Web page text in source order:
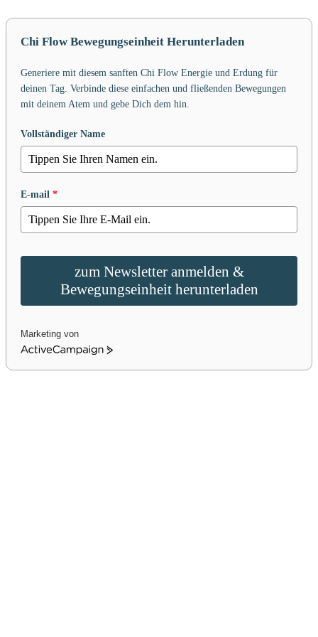
Chi Flow Bewegungseinheit Herunterladen
Generiere mit diesem sanften Chi Flow Energie und Erdung für
deinen Tag. Verbinde diese einfachen und fließenden Bewegungen
mit deinem Atem und gebe Dich dem hin.
Vollständiger Name
E-mail *
zum Newsletter anmelden &
Bewegungseinheit herunterladen
Marketing von
ActiveCampaign